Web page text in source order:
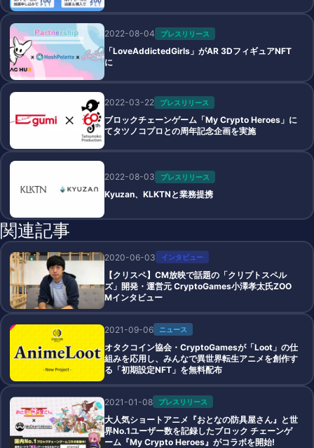
2022-08-04 プレスリリース
「LoveAddictedGirls」がAR 3DフィギュアNFT
に
2022-03-22 プレスリリース
ブロックチェーンゲーム「My Crypto Heroes」に
てタツノコプロとの周年記念企画を実施
2022-08-03 プレスリリース
Kyuzan、KLKTNと業務提携
関連記事
2020-06-03 インタビュー
【クリスペ】CM放映で話題の「クリプトスペル
ズ」開発・運営元 CryptoGames小澤孝太氏ZOO
Mインタビュー
2021-09-06 ニュース
オタクコイン協会・CryptoGamesが「Loot」の仕
組みを応用し、みんなで異世界転生アニメを創作す
る「初期設定NFT」を無料配布
2021-01-08 プレスリリース
大人気ショートアニメ『おとなの防具屋さん』と世
界No.1ユーザー数を記録したブロック チェーンゲ
ーム『My Crypto Heroes』がコラボを開始!